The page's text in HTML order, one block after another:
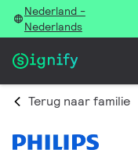
Nederland -
Nederlands
Terug naar familie